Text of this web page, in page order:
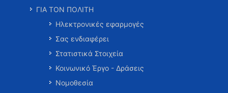
ΓΙΑ ΤΟΝ ΠΟΛΙΤΗ
Ηλεκτρονικές εφαρμογές
Σας ενδιαφέρει
Στατιστικά Στοιχεία
Κοινωνικό Έργο - Δράσεις
Νομοθεσία